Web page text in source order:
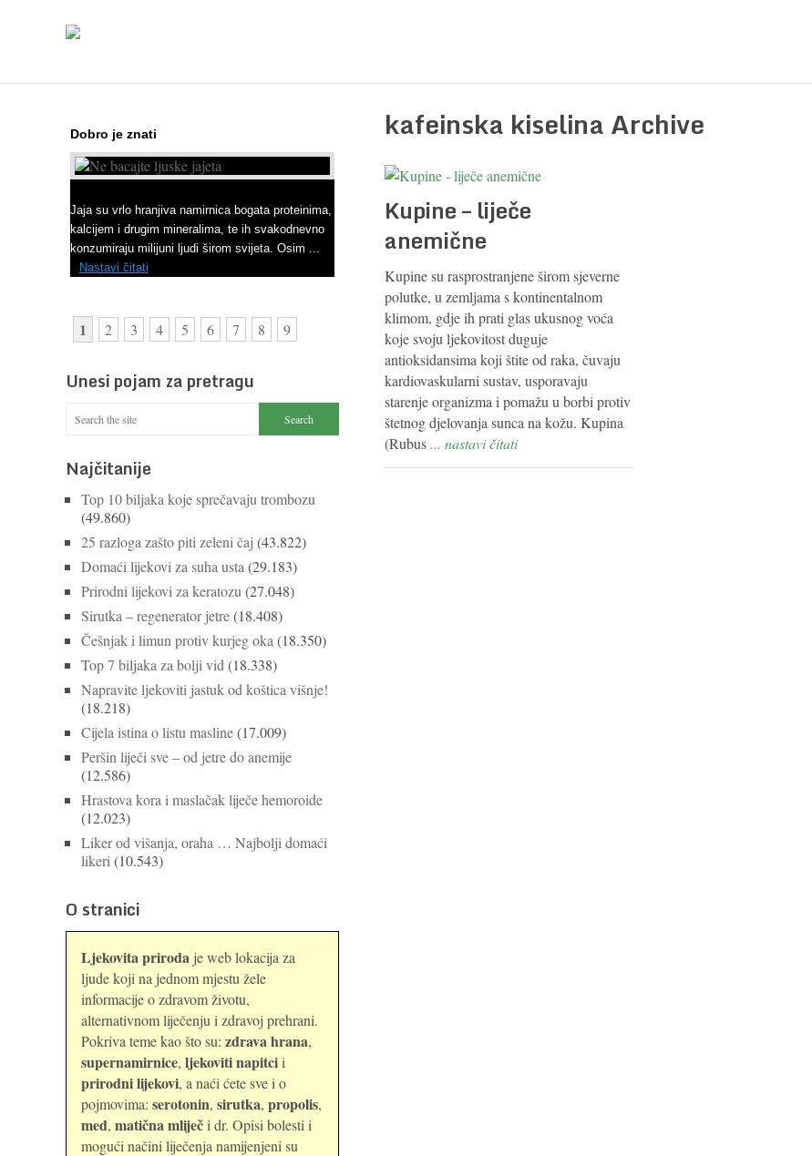
kafeinska kiselina Archive
Kupine – liječe
anemične
Kupine su rasprostranjene širom sjeverne
polutke, u zemljama s kontinentalnom
klimom, gdje ih prati glas ukusnog voća
koje svoju ljekovitost duguje
antioksidansima koji štite od raka, čuvaju
kardiovaskularni sustav, usporavaju
starenje organizma i pomažu u borbi protiv
štetnog djelovanja sunca na kožu. Kupina
(Rubus... nastavi čitati
Dobro je znati
Jaja su vrlo hranjiva namirnica bogata proteinima,
kalcijem i drugim mineralima, te ih svakodnevno
konzumiraju milijuni ljudi širom svijeta. Osim ...
Nastavi čitati
1 2 3 4 5 6 7 8 9
Unesi pojam za pretragu
Najčitanije
Top 10 biljaka koje sprečavaju trombozu
(49.860)
25 razloga zašto piti zeleni čaj (43.822)
Domaći lijekovi za suha usta (29.183)
Prirodni lijekovi za keratozu (27.048)
Sirutka – regenerator jetre(18.408)
Češnjak i limun protiv kurjeg oka (18.350)
Top 7 biljaka za bolji vid (18.338)
Napravite ljekoviti jastuk od koštica višnje!
(18.218)
Cijela istina o listu masline(17.009)
Peršin liječi sve – od jetre do anemije
(12.586)
Hrastova kora i maslačak liječe hemoroide
(12.023)
Liker od višanja, oraha … Najbolji domaći
likeri (10.543)
O stranici
Ljekovita priroda je web lokacija za
ljude koji na jednom mjestu žele
informacije o zdravom životu,
alternativnom liječenju i zdravoj prehrani.
Pokriva teme kao što su: zdrava hrana,
supernamirnice, ljekoviti napitcii
prirodni lijekovi, a naći ćete sve i o
pojmovima: serotonin, sirutka, propolis,
med, matična mliječi dr. Opisi bolesti i
mogući načini liječenja namijenjeni su